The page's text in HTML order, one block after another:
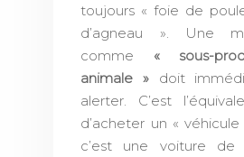
toujours « foie de
d’agneau ». Une
comme « sous-
animale » doit
alerter. C’est
d’acheter un « véhicule
c’est une voiture